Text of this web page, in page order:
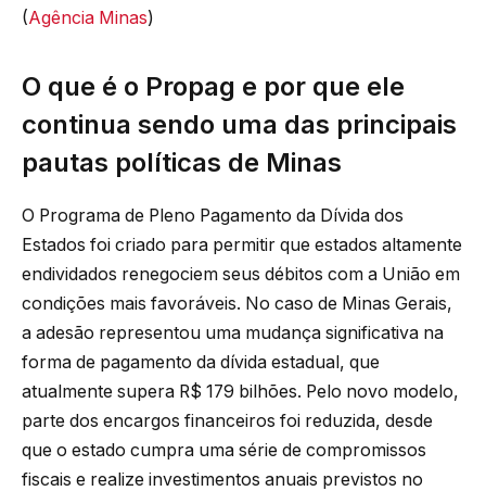
(Agência Minas)
O que é o Propag e por que ele
continua sendo uma das principais
pautas políticas de Minas
O Programa de Pleno Pagamento da Dívida dos
Estados foi criado para permitir que estados altamente
endividados renegociem seus débitos com a União em
condições mais favoráveis. No caso de Minas Gerais,
a adesão representou uma mudança significativa na
forma de pagamento da dívida estadual, que
atualmente supera R$ 179 bilhões. Pelo novo modelo,
parte dos encargos financeiros foi reduzida, desde
que o estado cumpra uma série de compromissos
fiscais e realize investimentos anuais previstos no